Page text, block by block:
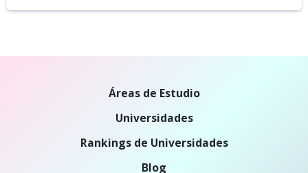
Áreas de Estudio
Universidades
Rankings de Universidades
Blog